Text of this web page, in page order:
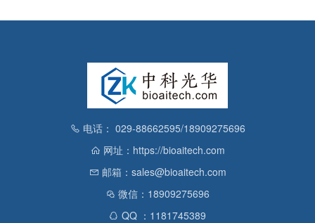
电话： 029-88662595/18909275696
网址：https://bioaitech.com
邮箱：sales@bioaitech.com
微信：18909275696
QQ ：1181745389